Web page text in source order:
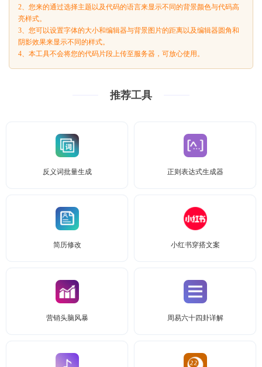
2、您来的通过选择主题以及代码的语言来显示不同的背景颜色与代码高
亮样式。
3、您可以设置字体的大小和编辑器与背景图片的距离以及编辑器圆角和
阴影效果来显示不同的样式。
4、本工具不会将您的代码片段上传至服务器，可放心使用。
推荐工具
反义词批量生成 正则表达式生成器
简历修改 小红书穿搭文案
营销头脑风暴 周易六十四卦详解